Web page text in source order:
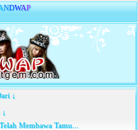
NDWAP
↓
Membawa Tamu...